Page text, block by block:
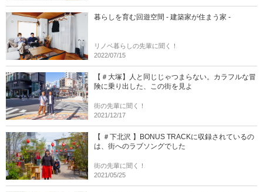
暮らしを育む回遊空間 - 建築家が住まう家 -
リノベ暮らしの先輩に聞く！
2022/07/15
【＃大塚】人と同じじゃつまらない。カラフルな冒
険に乗り出した、この街を見よ
街の先輩に聞く！
2021/12/17
【 ＃下北沢 】BONUS TRACKに収録されているの
は、街へのラブソングでした
街の先輩に聞く！
2021/05/25